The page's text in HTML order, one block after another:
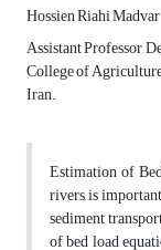
Hossien Riahi Madvar
Assistant Professor,
College of
Iran.
Estimation of
rivers, is
sediment
of bed load